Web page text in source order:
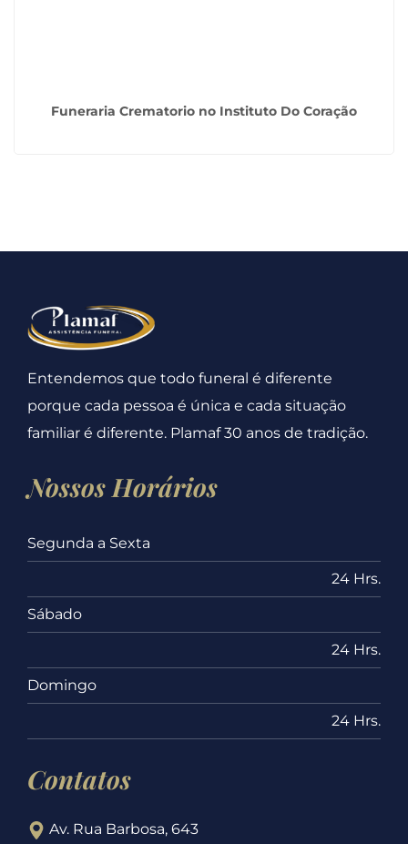
Funeraria Crematorio no Instituto Do Coração
Entendemos que todo funeral é diferente
porque cada pessoa é única e cada situação
familiar é diferente. Plamaf 30 anos de tradição.
Nossos Horários
Segunda a Sexta
24 Hrs.
Sábado
24 Hrs.
Domingo
24 Hrs.
Contatos
Av. Rua Barbosa, 643